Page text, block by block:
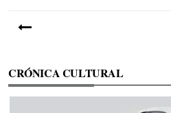
CRÓNICA CULTURAL